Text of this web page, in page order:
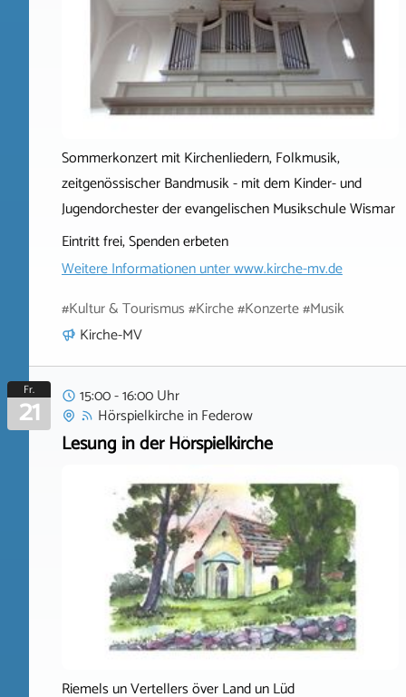
Sommerkonzert mit Kirchenliedern, Folkmusik,
zeitgenössischer Bandmusik - mit dem Kinder- und
Jugendorchester der evangelischen Musikschule Wismar
Eintritt frei, Spenden erbeten
Weitere Informationen unterwww.kirche-mv.de
#Kultur & Tourismus #Kirche #Konzerte #Musik
Kirche-MV
Fr.
21
15:00 - 16:00 Uhr
HörspielkircheinFederow
Lesung in der Hörspielkirche
Riemels un Vertellers över Land un Lüd